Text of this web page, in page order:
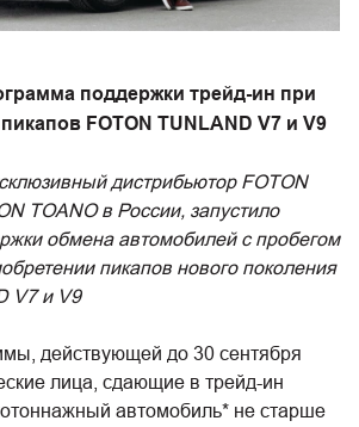
поддержки трейд-ин при
FOTON TUNLAND V7 и V9
дистрибьютор FOTON
TOANO в России, запустило
обмена автомобилей с пробегом
пикапов нового поколения
V7 и V9
действующей до 30 сентября
лица, сдающие в трейд-ин
автомобиль* не старше